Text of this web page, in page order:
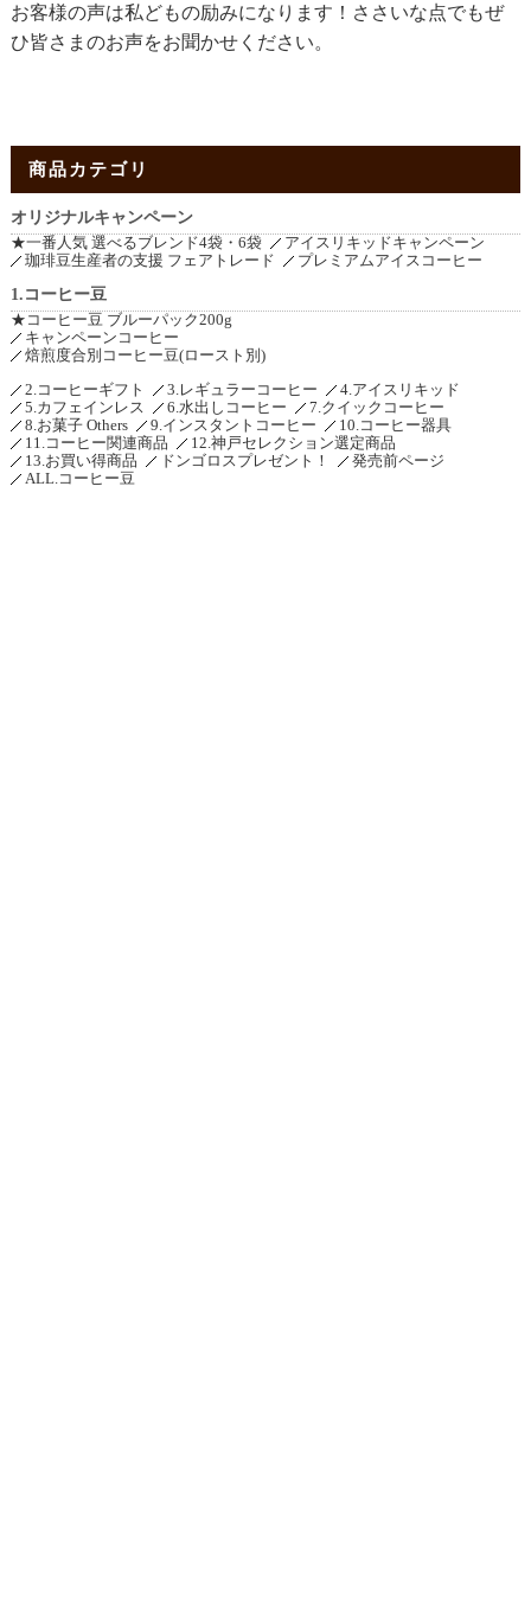
お客様の声は私どもの励みになります！ささいな点でもぜ
ひ皆さまのお声をお聞かせください。
商品カテゴリ
オリジナルキャンペーン
★一番人気 選べるブレンド4袋・6袋
アイスリキッドキャンペーン
珈琲豆生産者の支援 フェアトレード
プレミアムアイスコーヒー
1.コーヒー豆
★コーヒー豆 ブルーパック200g
キャンペーンコーヒー
焙煎度合別コーヒー豆(ロースト別)
2.コーヒーギフト
3.レギュラーコーヒー
4.アイスリキッド
5.カフェインレス
6.水出しコーヒー
7.クイックコーヒー
8.お菓子 Others
9.インスタントコーヒー
10.コーヒー器具
11.コーヒー関連商品
12.神戸セレクション選定商品
13.お買い得商品
ドンゴロスプレゼント！
発売前ページ
ALL.コーヒー豆